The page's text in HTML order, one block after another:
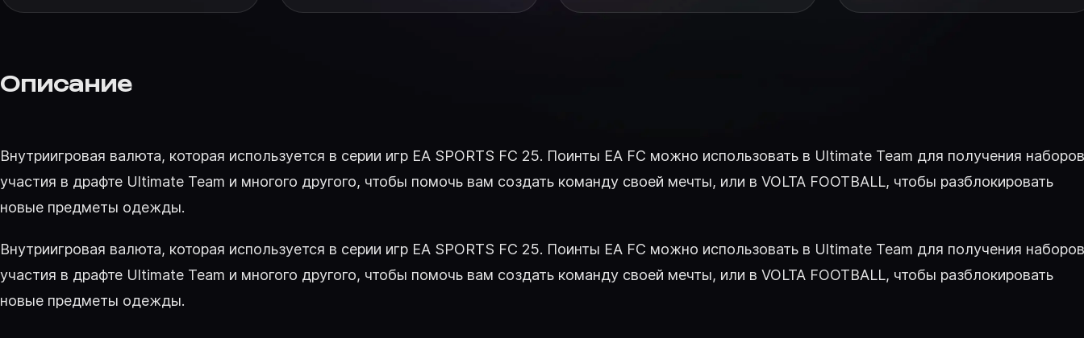
Описание
Внутриигровая валюта, которая используется в серии игр EA SPORTS FC 25. Поинты EA FC можно использовать в Ultimate Team для получения
участия в драфте Ultimate Team и многого другого, чтобы помочь вам создать команду своей мечты, или в VOLTA FOOTBALL, чтобы разблокировать
новые предметы одежды.
Внутриигровая валюта, которая используется в серии игр EA SPORTS FC 25. Поинты EA FC можно использовать в Ultimate Team для получения
участия в драфте Ultimate Team и многого другого, чтобы помочь вам создать команду своей мечты, или в VOLTA FOOTBALL, чтобы разблокировать
новые предметы одежды.